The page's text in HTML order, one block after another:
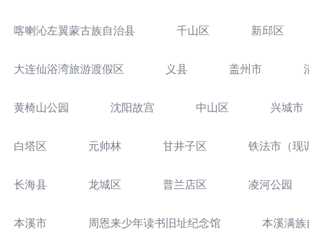
喀喇沁左翼蒙古族自治县 千山区 新邱区
大连仙浴湾旅游渡假区 义县 盖州市
黄椅山公园 沈阳故宫 中山区 兴城市
白塔区 元帅林 甘井子区 铁法市（现
长海县 龙城区 普兰店区 凌河公园
本溪市 周恩来少年读书旧址纪念馆 本溪满